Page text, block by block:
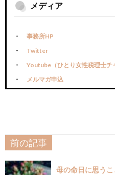
メディア
事務所HP
Twitter
Youtube（ひとり女性税理士チ
メルマガ申込
前の記事
母の命日に思う